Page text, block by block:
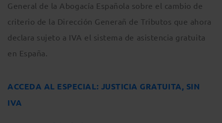
General de la Abogacía Española sobre el cambio de
criterio de la Dirección Generañ de Tributos que ahora
declara sujeto a IVA el sistema de asistencia gratuita
en España.
ACCEDA AL ESPECIAL: JUSTICIA GRATUITA, SIN
IVA